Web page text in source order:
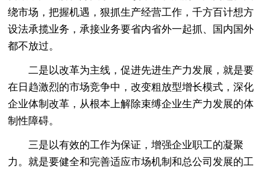
绕市场，把握机遇，狠抓生产经营工作，千方百计想方
设法承揽业务，承接业务要省内省外一起抓、国内国外
都不放过。
二是以改革为主线，促进先进生产力发展，就是要
在日趋激烈的市场竞争中，改变粗放型增长模式，深化
企业体制改革，从根本上解除束缚企业生产力发展的体
制性障碍。
三是以有效的工作为保证，增强企业职工的凝聚
力。就是要健全和完善适应市场机制和总公司发展的工